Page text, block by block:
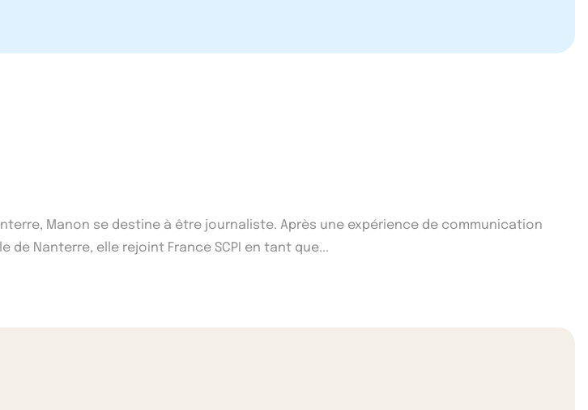
Manon se destine à être journaliste. Après une expérience de communication
Nanterre, elle rejoint France SCPI en tant que...